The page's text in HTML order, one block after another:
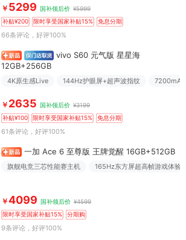
￥ 5299 国补领后价 ¥5999
补贴¥200
限时享受国家补贴15% 免息分期
66条评论 ，好评100%
vivo S60 元气版 星星海
12GB+256GB
4K原生感Live 144Hz护眼屏+超声波指纹 7200mAh
￥ 2635 国补领后价 ¥3199
补贴¥100
限时享受国家补贴15% 免息分期
61条评论 ，好评100%
一加 Ace 6 至尊版 王牌觉醒 16GB+512GB
旗舰电竞三芯性能赛主机 165Hz东方屏超高帧游戏体验
￥4099 国补领后价 ¥4599
限时享受国家补贴15%
分期购
9条评论 ，好评100%